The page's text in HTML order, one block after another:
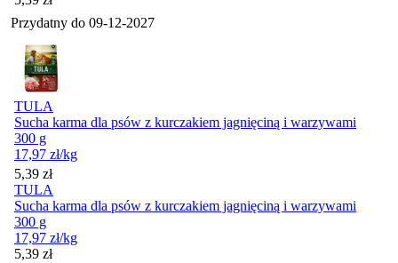
Przydatny do 09-12-2027
TULA
Sucha karma dla psów z kurczakiem jagnięciną i warzywami
300 g
17,97 zł/kg
Cena
5,39 zł
TULA
Sucha karma dla psów z kurczakiem jagnięciną i warzywami
300 g
17,97 zł/kg
Cena
5,39 zł